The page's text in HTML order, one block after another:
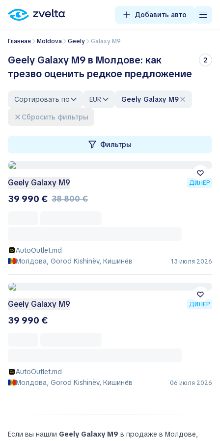
Добавить авто
Главная Moldova Geely Galaxy M9
Geely Galaxy M9 в Молдове: как
трезво оценить редкое предложение
2
Сортировать по EUR
Geely Galaxy M9
Сбросить фильтры
Фильтры
Geely Galaxy M9 ДИЛЕР
39 990 € 38 800 €
AutoOutlet.md
Молдова, Gorod Kishinëv, Кишинёв
13 июля 2026
Geely Galaxy M9 ДИЛЕР
39 990 €
AutoOutlet.md
Молдова, Gorod Kishinëv, Кишинёв
06 июля 2026
Если вы нашли Geely Galaxy M9 в продаже в Молдове,